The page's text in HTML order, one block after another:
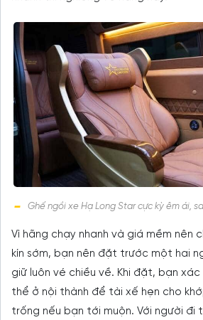
Ghế ngồi xe Hạ Long Star cực kỳ êm ái,
Vì hãng chạy nhanh và giá mềm nên
kín sớm, bạn nên đặt trước một hai
giữ luôn vé chiều về. Khi đặt, bạn
thể ở nội thành để tài xế hẹn cho
trống nếu bạn tới muộn. Với người đi